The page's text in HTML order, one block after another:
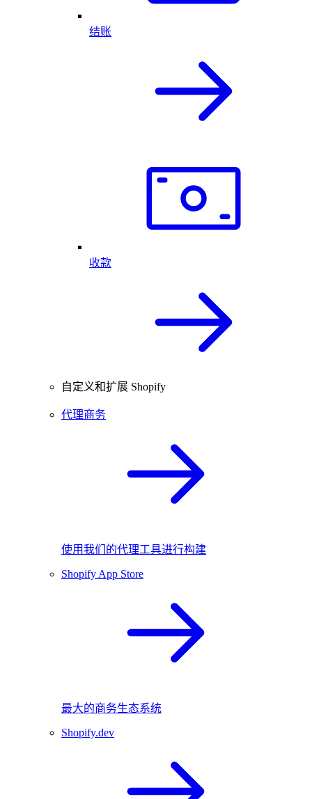
结账
收款
自定义和扩展 Shopify
代理商务
使用我们的代理工具进行构建
Shopify App Store
最大的商务生态系统
Shopify.dev